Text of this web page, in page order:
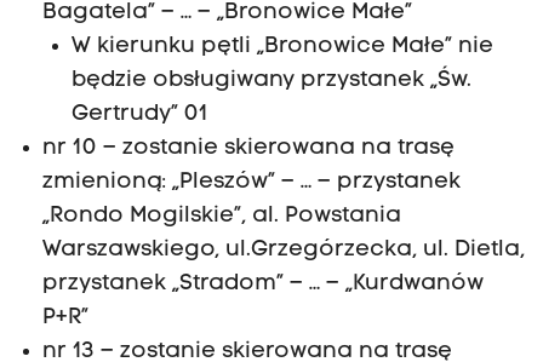
Bagatela” – … – „Bronowice Małe”
W kierunku pętli „Bronowice Małe” nie
będzie obsługiwany przystanek „Św.
Gertrudy” 01
nr 10 – zostanie skierowana na trasę
zmienioną: „Pleszów” – … – przystanek
„Rondo Mogilskie”, al. Powstania
Warszawskiego, ul.Grzegórzecka, ul. Dietla,
przystanek „Stradom” – … – „Kurdwanów
P+R”
nr 13 – zostanie skierowana na trasę